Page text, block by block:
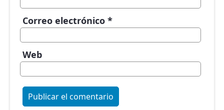
Correo electrónico *
Web